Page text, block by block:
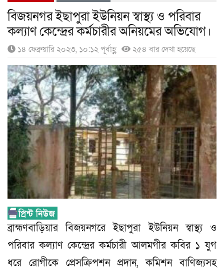
বিজয়নগর ইছাপুরা ইউনিয়ন স্বাস্থ্য ও পরিবার
কল্যাণ কেন্দ্রের কর্মচারীর অনিয়মের অভিযোগ।
১৪ ফেব্রুয়ারি ২০২৩, ১০:১২ পূর্বাহ্ণ ২৫৪ বার দেখা হয়েছে
ব্রাহ্মণবাড়িয়ার বিজয়নগরে ইছাপুরা ইউনিয়ন স্বাস্থ্য ও
পরিবার কল্যাণ কেন্দ্রের কর্মচারী আলমগীর কবির ১ যুগ
ধরে রোগীকে প্রেসক্রিপশন প্রদান, কমিশন বাণিজ্যসহ